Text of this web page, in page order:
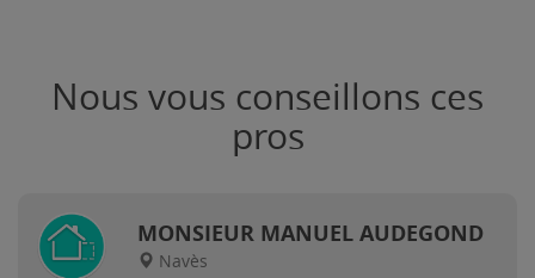
Nous vous conseillons ces
pros
MONSIEUR MANUEL AUDEGOND
Navès